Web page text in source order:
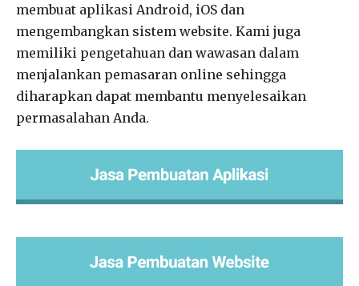
membuat aplikasi Android, iOS dan
mengembangkan sistem website. Kami juga
memiliki pengetahuan dan wawasan dalam
menjalankan pemasaran online sehingga
diharapkan dapat membantu menyelesaikan
permasalahan Anda.